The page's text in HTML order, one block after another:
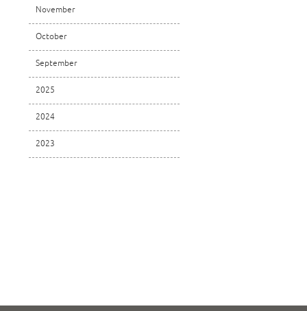
November
October
September
2025
2024
2023